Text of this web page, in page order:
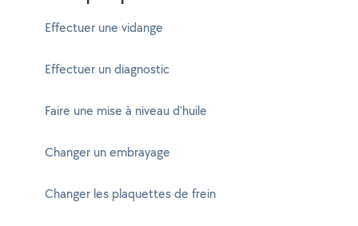
Effectuer une vidange
Effectuer un diagnostic
Faire une mise à niveau d'huile
Changer un embrayage
Changer les plaquettes de frein